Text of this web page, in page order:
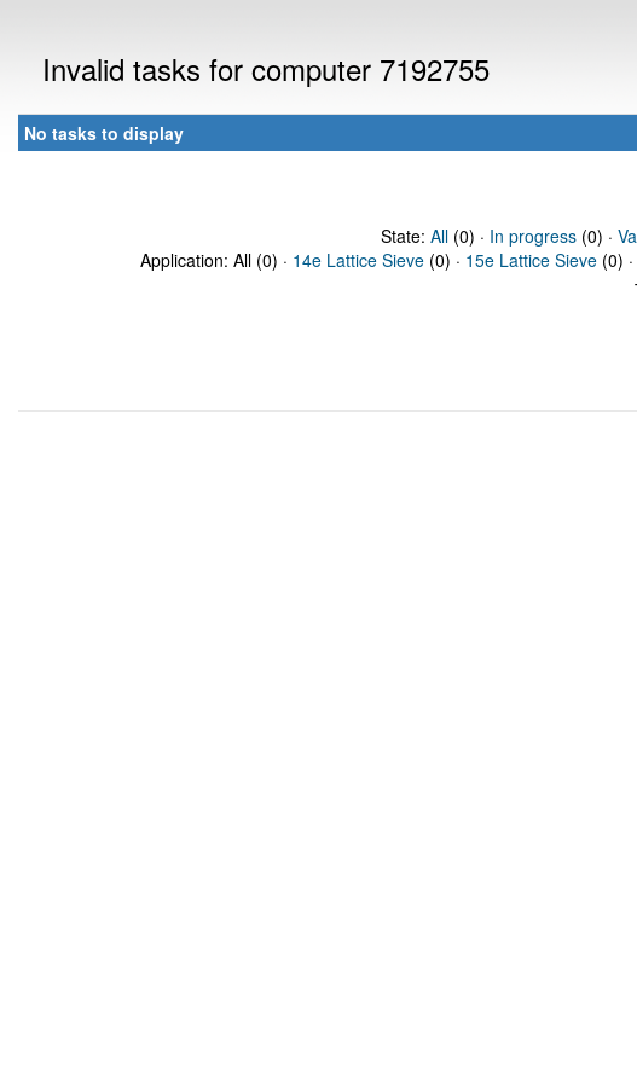
Invalid tasks for computer 7192755
No tasks to display
State: All(0) · In progress(0) ·
Application: All (0) · 14e Lattice Sieve (0) · 15e Lattice Sieve (0) ·